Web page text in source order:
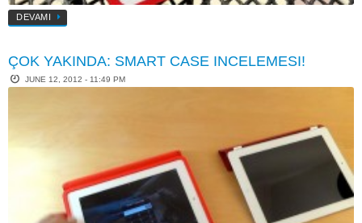
DEVAMI
ÇOK YAKINDA: SMART CASE INCELEMESI!
JUNE 12, 2012 - 11:49 PM